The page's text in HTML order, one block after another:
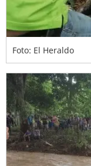
Foto: El Heraldo